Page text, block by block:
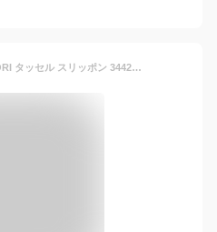
モード カオリ MODE KAORI タッセル スリッポン 34422 （キャメルブラウン）